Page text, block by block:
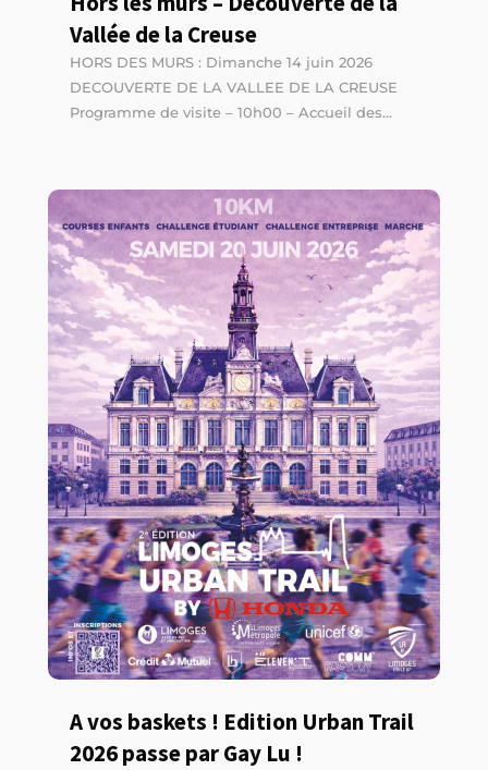
Vallée de la Creuse
HORS DES MURS : Dimanche 14 juin 2026
DECOUVERTE DE LA VALLEE DE LA CREUSE
Programme de visite – 10h00 – Accueil des...
A vos baskets ! Edition Urban Trail
2026 passe par Gay Lu !